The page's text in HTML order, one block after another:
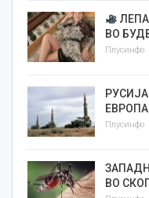
ВО
Плусинфо
Плусинфо
ВО